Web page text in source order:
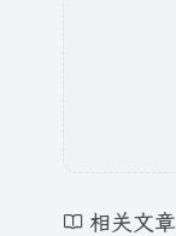
相关文章